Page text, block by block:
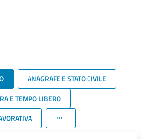
ANAGRAFE E STATO CIVILE
E TEMPO LIBERO